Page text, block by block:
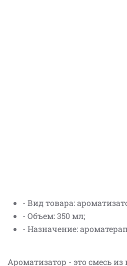
- Вид товара:
- Объем: 350 мл;
- Назначение:
Ароматизатор - это смесь